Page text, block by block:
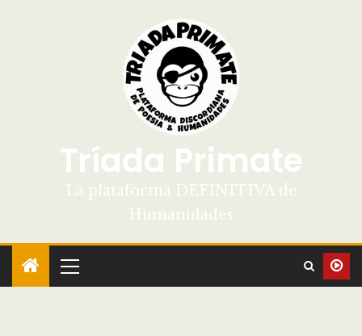
Tríada Primate
La plataforma DEFINITIVA de
Humanidades